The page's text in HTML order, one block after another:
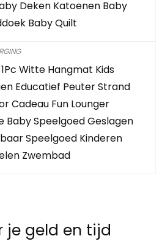
Deken Katoenen Baby
Baby Quilt
Witte Hangmat Kids
Educatief Peuter Strand
Cadeau Fun Lounger
Baby Speelgoed Geslagen
Speelgoed Kinderen
Zwembad
je geld en tijd